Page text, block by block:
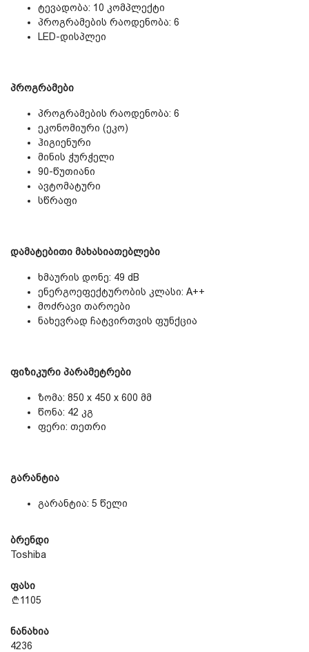
წესები და პირობები
პოლიტიკა
ტევადობა: 10 კომპლექტი
პროგრამების რაოდენობა: 6
LED-დისპლეი
პროგრამები
პროგრამების რაოდენობა: 6
ეკონომიური (ეკო)
ჰიგიენური
მინის ჭურჭელი
90-წუთიანი
ავტომატური
სწრაფი
დამატებითი მახასიათებლები
ხმაურის დონე: 49 dB
ენერგოეფექტურობის კლასი: A++
მოძრავი თაროები
ნახევრად ჩატვირთვის ფუნქცია
ფიზიკური პარამეტრები
ზომა: 850 x 450 x 600 მმ
წონა: 42 კგ
ფერი: თეთრი
გარანტია
გარანტია: 5 წელი
ბრენდი
Toshiba
ფასი
1105
ნანახია
4236